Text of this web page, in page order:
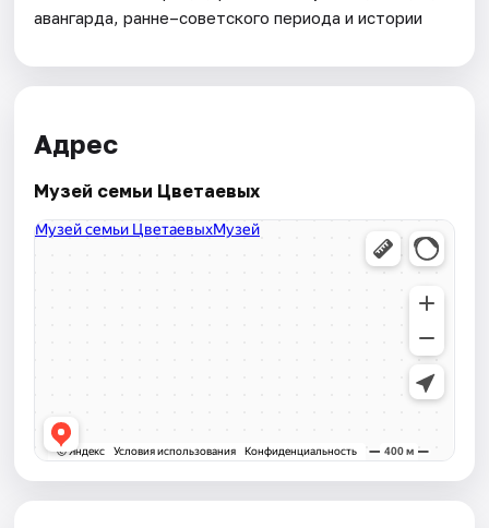
авангарда, ранне–советского периода и истории
Адрес
Музей семьи Цветаевых